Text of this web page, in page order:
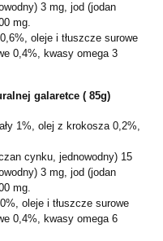
3 mg, jod (jodan
mg.
oleje i tłuszcze surowe
0,4%, kwasy omega 3
galaretce ( 85g)
1%, olej z krokosza 0,2%,
cynku, jednowodny) 15
3 mg, jod (jodan
mg.
oleje i tłuszcze surowe
0,4%, kwasy omega 6